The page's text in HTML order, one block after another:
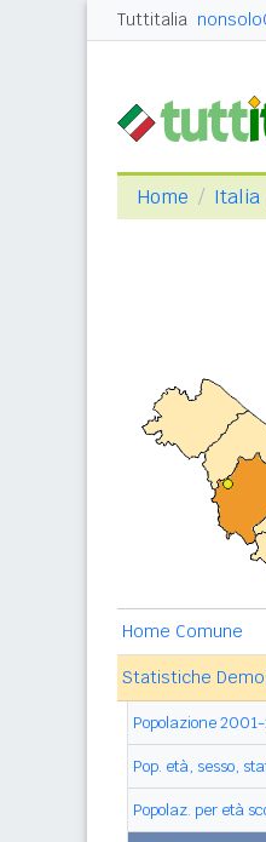
Tuttitalia
Home Italia
Home Comune
Statistiche
Popolazione
Pop. età, sesso,
Popolaz. per età
2015